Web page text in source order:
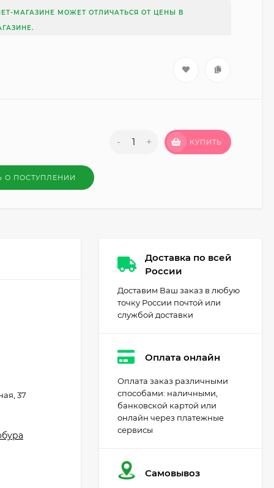
МАГАЗИНЕ МОЖЕТ ОТЛИЧАТЬСЯ ОТ ЦЕНЫ В
- + КУПИТЬ
О ПОСТУПЛЕНИИ
37
Доставка по всей
России
Доставим Ваш заказ в любую
точку России почтой или
службой доставки
Оплата онлайн
Оплата заказ различными
способами: наличными,
банковской картой или
онлайн через платежные
сервисы
Самовывоз